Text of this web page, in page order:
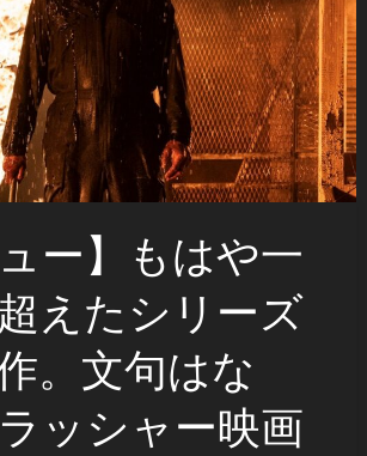
ュー】もはや一
えたシリーズ
。文句はな
ッシャー映画